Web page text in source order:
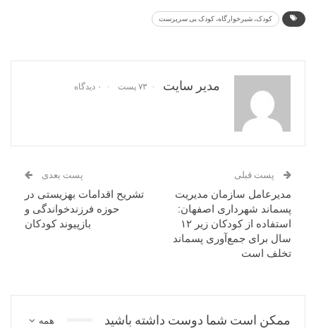
کودک، شیرخوارگاه، کودک بی سرپرست
مدیر سایت ۷۳ پست ۰ دیدگاه
پست قبلی
مدیرعامل سازمان مدیریت
پسماند شهرداری اصفهان:
استفاده از کودکان زیر ۱۲
سال برای جمع‌آوری ‌پسماند
تخلف است
پست بعدی
تشریح اقدامات بهزیستی در
حوزه فرزندخواندگی و
بازپیوند کودکان
همه ممکن است شما دوست داشته باشید